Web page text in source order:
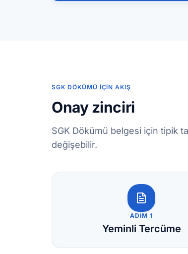
SGK DÖKÜMÜ İÇIN AKIŞ
Onay zinciri
SGK Dökümü belgesi için tipik
değişebilir.
ADIM 1
Yeminli Tercüme